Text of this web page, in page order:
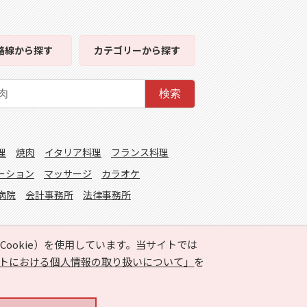
）を使用しています。当サイトでは
における個人情報の取り扱いについて」 を
線から探す カテゴリーから探す
検索
焼肉 イタリア料理
フランス料理
ション マッサージ
カラオケ
院 会計事務所 法律事務所